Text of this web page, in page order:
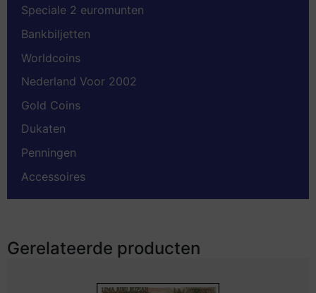
Speciale 2 euromunten
Bankbiljetten
Worldcoins
Nederland Voor 2002
Gold Coins
Dukaten
Penningen
Accessoires
Gerelateerde producten